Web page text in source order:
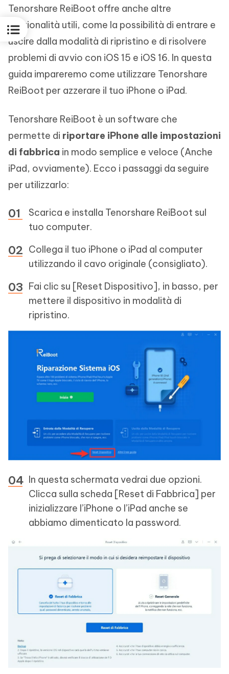
Tenorshare ReiBoot offre anche altre
funzionalità utili, come la possibilità di entrare e
uscire dalla modalità di ripristino e di risolvere
problemi di avvio con iOS 15 e iOS 16. In questa
guida impareremo come utilizzare Tenorshare
ReiBoot per azzerare il tuo iPhone o iPad.
Tenorshare ReiBoot è un software che
permette di riportare iPhone alle impostazioni
di fabbrica in modo semplice e veloce (Anche
iPad, ovviamente). Ecco i passaggi da seguire
per utilizzarlo:
Scarica e installa Tenorshare ReiBoot sul
tuo computer.
Collega il tuo iPhone o iPad al computer
utilizzando il cavo originale (consigliato).
Fai clic su [Reset Dispositivo], in basso, per
mettere il dispositivo in modalità di
ripristino.
In questa schermata vedrai due opzioni.
Clicca sulla scheda [Reset di Fabbrica] per
inizializzare l’iPhone o l’iPad anche se
abbiamo dimenticato la password.